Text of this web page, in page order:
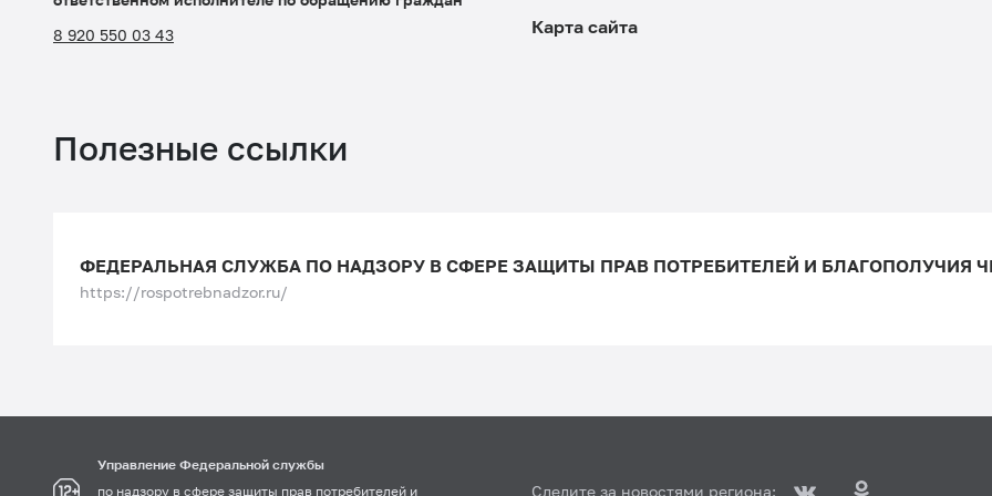
8 920 550 03 43
Карта сайта
Полезные ссылки
ФЕДЕРАЛЬНАЯ СЛУЖБА ПО НАДЗОРУ В СФЕРЕ ЗАЩИТЫ ПРАВ
https://rospotrebnadzor.ru/
Управление Федеральной службы
по надзору в сфере защиты прав потребителей и
Следите за новостями региона: